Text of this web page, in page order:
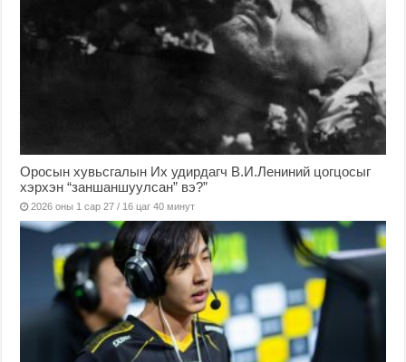
Оросын хувьсгалын Их удирдагч В.И.Лениний цогцосыг
хэрхэн “заншаншуулсан” вэ?”
2026 оны 1 сар 27 / 16 цаг 40 минут